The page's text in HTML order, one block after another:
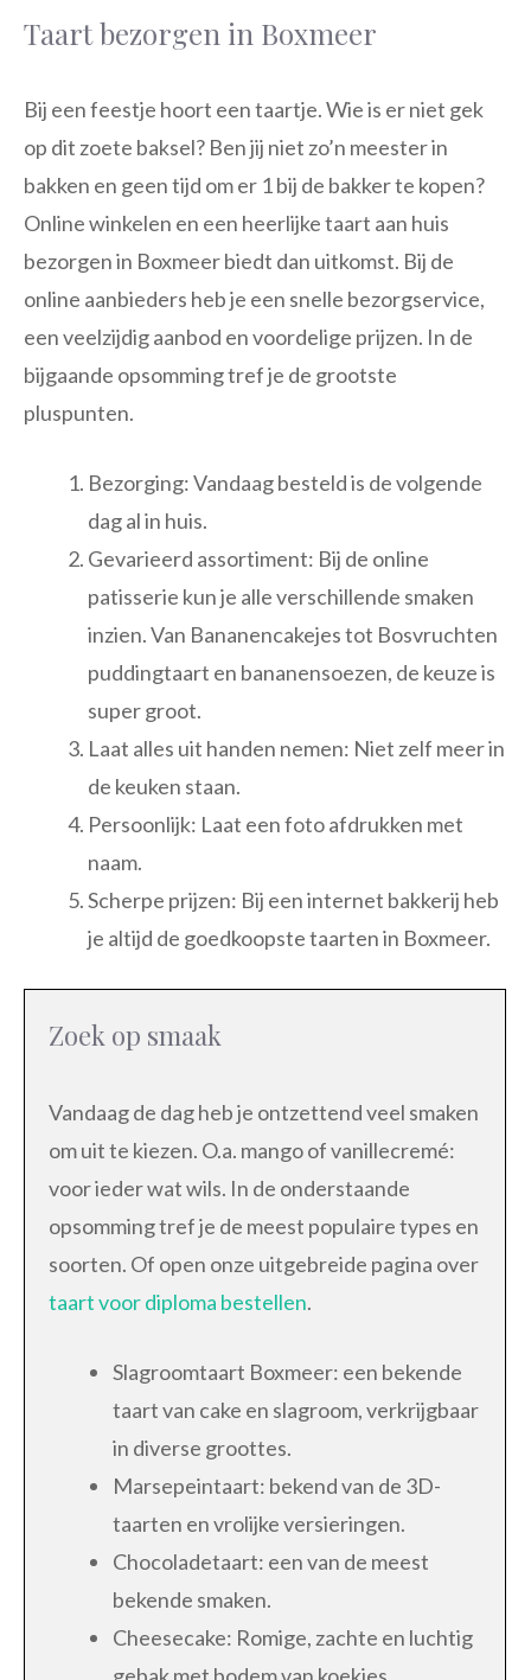
Taart bezorgen in Boxmeer
Bij een feestje hoort een taartje. Wie is er niet gek
op dit zoete baksel? Ben jij niet zo’n meester in
bakken en geen tijd om er 1 bij de bakker te kopen?
Online winkelen en een heerlijke taart aan huis
bezorgen in Boxmeer biedt dan uitkomst. Bij de
online aanbieders heb je een snelle bezorgservice,
een veelzijdig aanbod en voordelige prijzen. In de
bijgaande opsomming tref je de grootste
pluspunten.
Bezorging: Vandaag besteld is de volgende
dag al in huis.
Gevarieerd assortiment: Bij de online
patisserie kun je alle verschillende smaken
inzien. Van Bananencakejes tot Bosvruchten
puddingtaart en bananensoezen, de keuze is
super groot.
Laat alles uit handen nemen: Niet zelf meer in
de keuken staan.
Persoonlijk: Laat een foto afdrukken met
naam.
Scherpe prijzen: Bij een internet bakkerij heb
je altijd de goedkoopste taarten in Boxmeer.
Zoek op smaak
Vandaag de dag heb je ontzettend veel smaken
om uit te kiezen. O.a. mango of vanillecremé:
voor ieder wat wils. In de onderstaande
opsomming tref je de meest populaire types en
soorten. Of open onze uitgebreide pagina over
taart voor diploma bestellen.
Slagroomtaart Boxmeer: een bekende
taart van cake en slagroom, verkrijgbaar
in diverse groottes.
Marsepeintaart: bekend van de 3D-
taarten en vrolijke versieringen.
Chocoladetaart: een van de meest
bekende smaken.
Cheesecake: Romige, zachte en luchtig